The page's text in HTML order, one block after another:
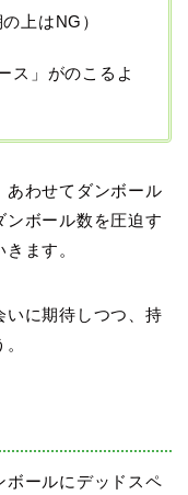
上はNG）
ス」がのこるよ
あわせてダンボール
ボール数を圧迫す
ます。
いに期待しつつ、持
ボールにデッドスペ